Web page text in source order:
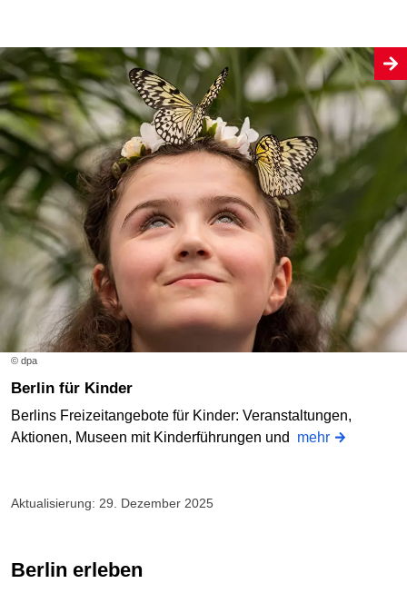
© dpa
Berlin für Kinder
Berlins Freizeitangebote für Kinder: Veranstaltungen,
Aktionen, Museen mit Kinderführungen und mehr
Aktualisierung: 29. Dezember 2025
Berlin erleben